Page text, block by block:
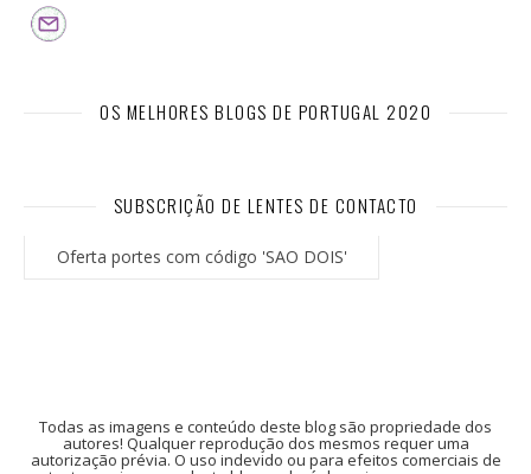
OS MELHORES BLOGS DE PORTUGAL 2020
SUBSCRIÇÃO DE LENTES DE CONTACTO
Oferta portes com código 'SAO DOIS'
Todas as imagens e conteúdo deste blog são propriedade dos
autores! Qualquer reprodução dos mesmos requer uma
autorização prévia. O uso indevido ou para efeitos comerciais de